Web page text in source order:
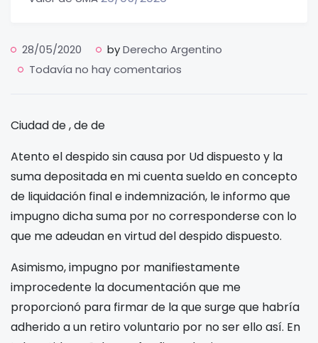
28/05/2020 byDerecho Argentino
Todavía no hay comentarios
Ciudad de,dede
Atento el despido sin causa por Ud dispuesto y la
suma depositada en mi cuenta sueldo en concepto
de liquidación final e indemnización, le informo que
impugno dicha suma por no corresponderse con lo
que me adeudan en virtud del despido dispuesto.
Asimismo, impugno por manifiestamente
improcedente la documentación que me
proporcionó para firmar de la que surge que habría
adherido a un retiro voluntario por no ser ello así. En